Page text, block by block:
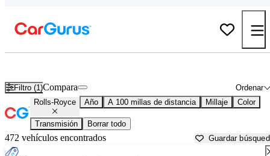
Filtro (1) Ordenar
Compara
Rolls-Royce Año A 100 millas de distancia Millaje Color
Transmisión Borrar todo
472 vehículos encontrados Guardar